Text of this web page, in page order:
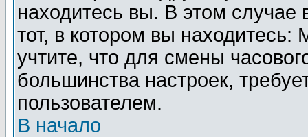
находитесь вы. В этом
тот, в котором вы
учтите, что для смены
большинства настроек,
пользователем.
В начало